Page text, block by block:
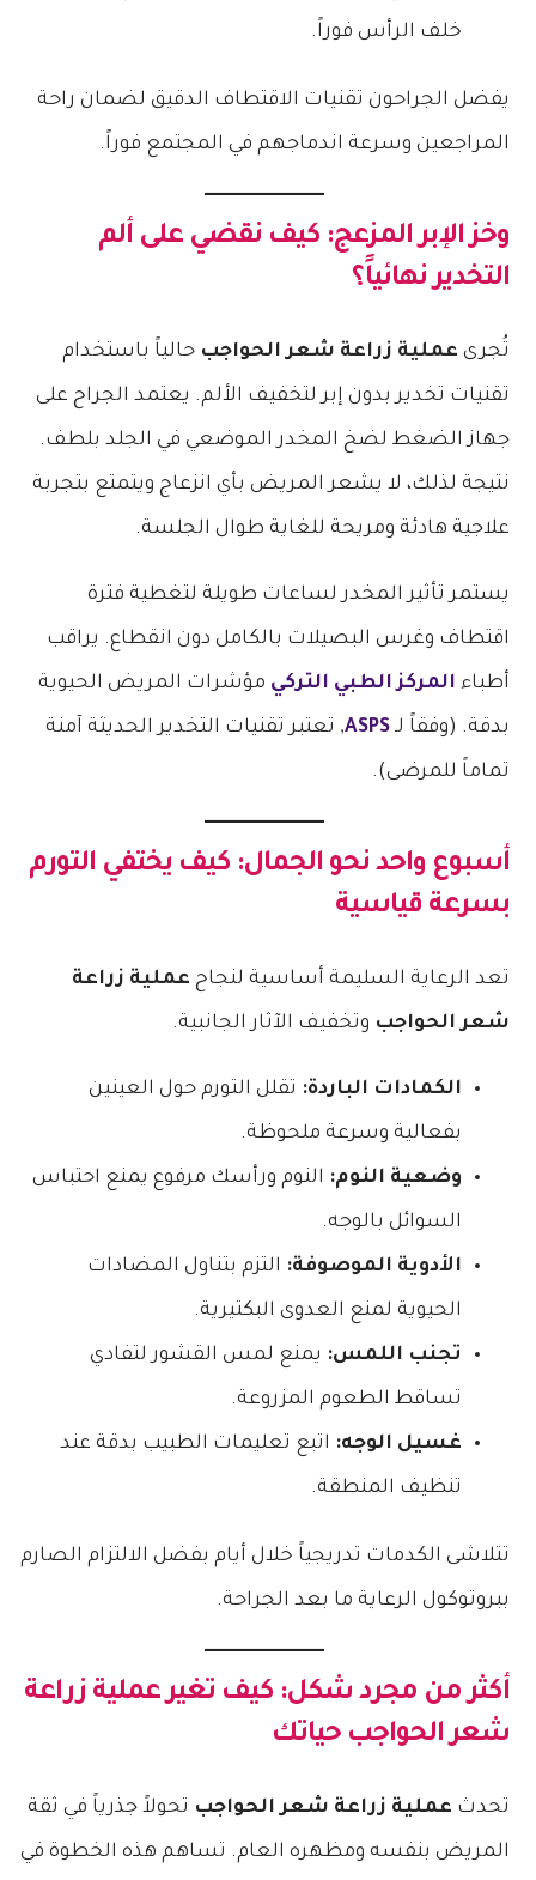
خلف الرأس فوراً.
يفضل الجراحون تقنيات الاقتطاف الدقيق لضمان راحة
المراجعين وسرعة اندماجهم في المجتمع فوراً.
وخز الإبر المزعج: كيف نقضي على ألم
التخدير نهائياً؟
تُجرى عملية زراعة شعر الحواجب حالياً باستخدام
تقنيات تخدير بدون إبر لتخفيف الألم. يعتمد الجراح على
جهاز الضغط لضخ المخدر الموضعي في الجلد بلطف.
نتيجة لذلك، لا يشعر المريض بأي انزعاج ويتمتع بتجربة
علاجية هادئة ومريحة للغاية طوال الجلسة.
يستمر تأثير المخدر لساعات طويلة لتغطية فترة
اقتطاف وغرس البصيلات بالكامل دون انقطاع. يراقب
أطباء المركز الطبي التركي مؤشرات المريض الحيوية
بدقة. (وفقاً لـASPS, تعتبر تقنيات التخدير الحديثة آمنة
تماماً للمرضى).
أسبوع واحد نحو الجمال: كيف يختفي التورم
بسرعة قياسية
تعد الرعاية السليمة أساسية لنجاح عملية زراعة
شعر الحواجب وتخفيف الآثار الجانبية.
الكمادات الباردة: تقلل التورم حول العينين
بفعالية وسرعة ملحوظة.
وضعية النوم: النوم ورأسك مرفوع يمنع احتباس
السوائل بالوجه.
الأدوية الموصوفة: التزم بتناول المضادات
الحيوية لمنع العدوى البكتيرية.
تجنب اللمس: يمنع لمس القشور لتفادي
تساقط الطعوم المزروعة.
غسيل الوجه: اتبع تعليمات الطبيب بدقة عند
تنظيف المنطقة.
تتلاشى الكدمات تدريجياً خلال أيام بفضل الالتزام الصارم
ببروتوكول الرعاية ما بعد الجراحة.
أكثر من مجرد شكل: كيف تغيرعملية زراعة
شعر الحواجب حياتك
تحدث عملية زراعة شعر الحواجب تحولاً جذرياً في ثقة
المريض بنفسه ومظهره العام. تساهم هذه الخطوة في